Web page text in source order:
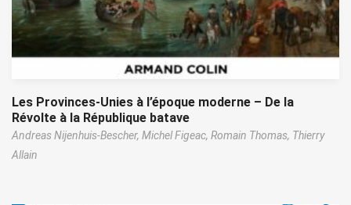
Les Provinces-Unies à l’époque moderne – De la
Révolte à la République batave
Andreas Nijenhuis-Bescher, Michel Figeac, Romain Thomas, Thierry
Allain